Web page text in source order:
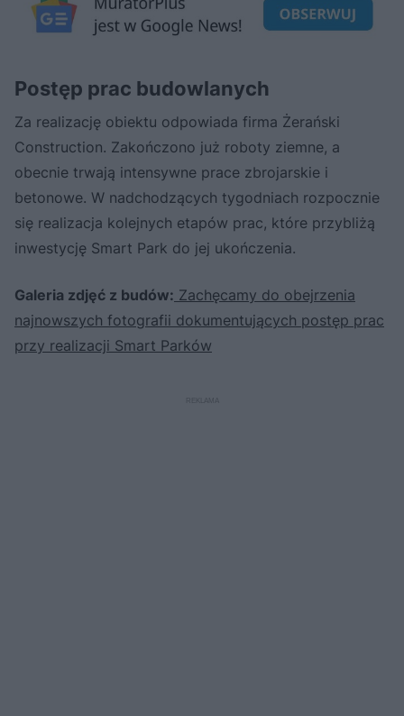
Postęp prac budowlanych
Za realizację obiektu odpowiada firma Żerański
Construction. Zakończono już roboty ziemne, a
obecnie trwają intensywne prace zbrojarskie i
betonowe. W nadchodzących tygodniach rozpocznie
się realizacja kolejnych etapów prac, które przybliżą
inwestycję Smart Park do jej ukończenia.
Galeria zdjęć z budów: Zachęcamy do obejrzenia
najnowszych fotografii dokumentujących postęp prac
przy realizacji Smart Parków